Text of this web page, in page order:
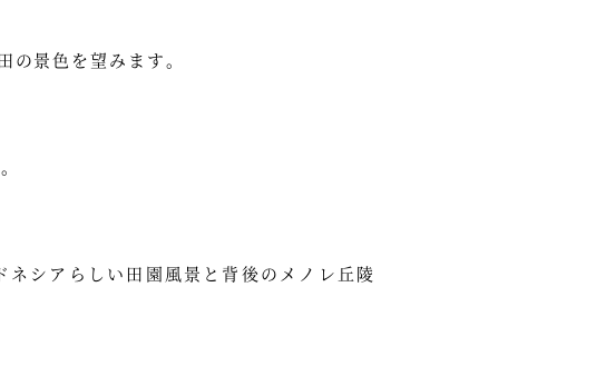
景色を望みます。
シアらしい田園風景と背後のメノレ丘陵